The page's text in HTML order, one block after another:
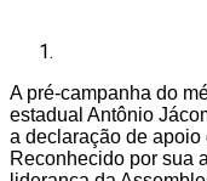
A pré-campanha do
estadual Antônio
a declaração de apoio
Reconhecido por sua